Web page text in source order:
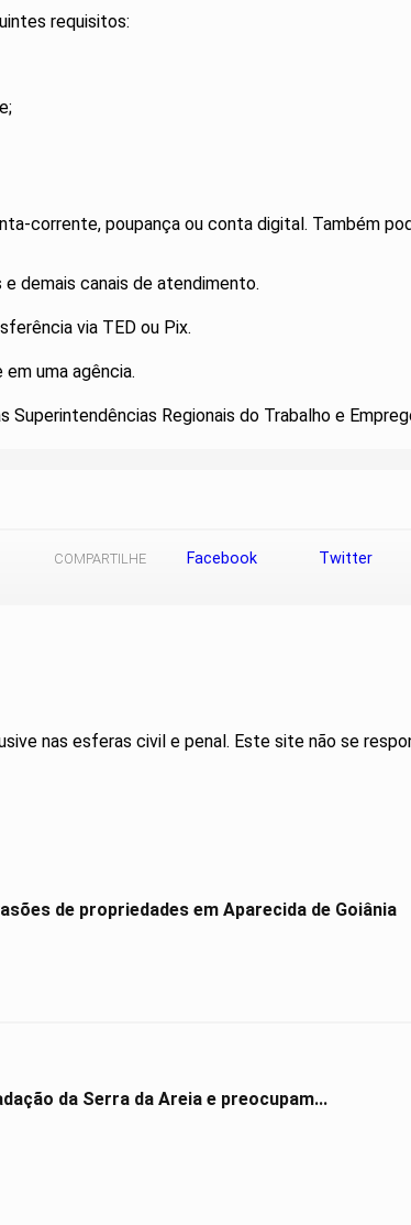
requisitos:
corrente, poupança ou conta digital. Também
demais canais de atendimento.
via TED ou Pix.
uma agência.
Regionais do Trabalho e
COMPARTILHE Facebook Twitter
nas esferas civil e penal. Este site não se
de propriedades em Aparecida de Goiânia
da Serra da Areia e preocupam...